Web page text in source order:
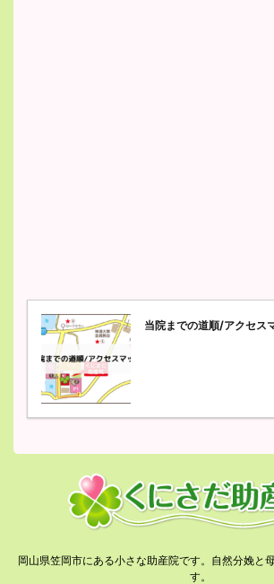
当院までの道順/アクセス
岡山県笠岡市にある小さな助産院です。自然分娩と
す。